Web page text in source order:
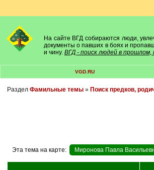
На сайте ВГД собираются люди,
документы о павших в боях и
и чину. ВГД - поиск людей в
VGD.RU
Раздел Фамильные темы» Поиск предков,
Эта тема на карте: Миронова Павла